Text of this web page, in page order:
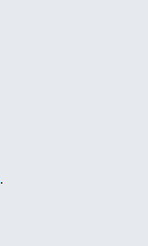
.